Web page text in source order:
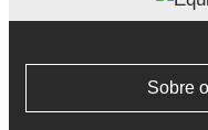
Sobre